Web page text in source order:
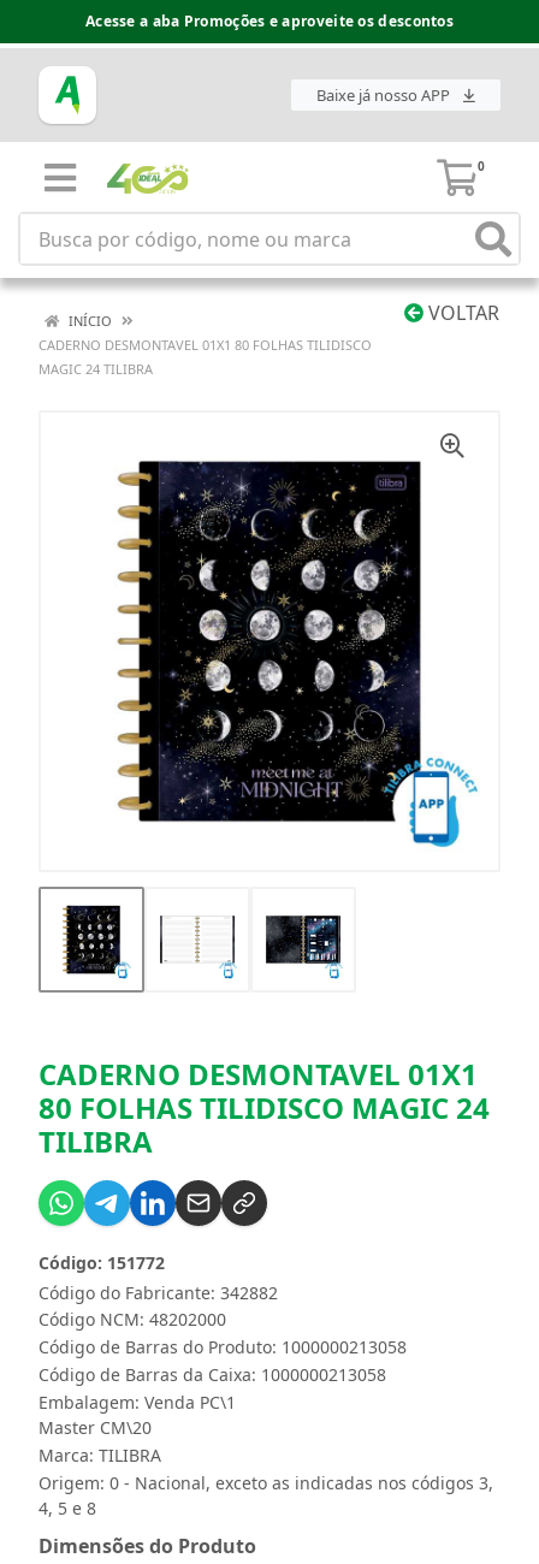
Acesse a aba Promoções e aproveite os descontos
Baixe já nosso APP
0
VOLTAR
INÍCIO
CADERNO DESMONTAVEL 01X1 80 FOLHAS TILIDISCO
MAGIC 24 TILIBRA
CADERNO DESMONTAVEL 01X1
80 FOLHAS TILIDISCO MAGIC 24
TILIBRA
Código do Fabricante: 342882
Código: 151772
Código NCM: 48202000
Código de Barras do Produto: 1000000213058
Código de Barras da Caixa: 1000000213058
Embalagem: Venda PC\1
Master CM\20
Marca: TILIBRA
Origem: 0 - Nacional, exceto as indicadas nos códigos 3,
4, 5 e 8
Dimensões do Produto